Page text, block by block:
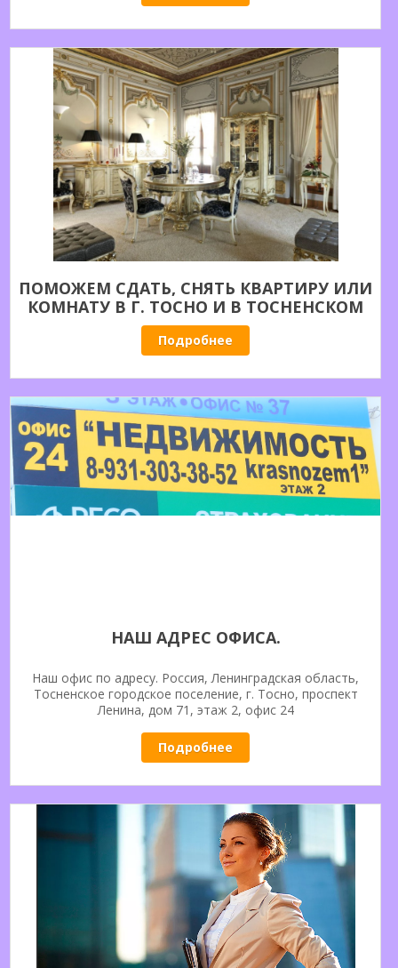
ПОМОЖЕМ СДАТЬ, СНЯТЬ КВАРТИРУ ИЛИ
КОМНАТУ В Г. ТОСНО И В ТОСНЕНСКОМ
РАЙОНЕ.
Подробнее
НАШ АДРЕС ОФИСА.
Наш офис по адресу. Россия, Ленинградская область,
Тосненское городское поселение, г. Тосно, проспект
Ленина, дом 71, этаж 2, офис 24
Подробнее